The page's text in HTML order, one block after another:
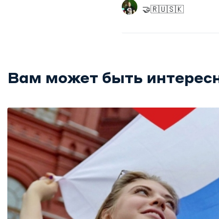
🤝🇷🇺🇸🇰
Вам может быть